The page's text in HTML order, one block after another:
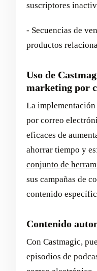
suscriptores
- Secuencias de
productos
Uso de
marketing por
La
por correo
eficaces de
ahorrar tiempo y
conjunto de
sus campañas de
contenido
Contenido
Con Castmagic,
episodios de